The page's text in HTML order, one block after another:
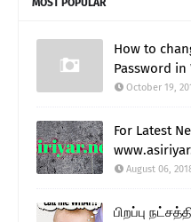
How to
Password in
October 19,
For Latest
August 06,
பிறப்பு